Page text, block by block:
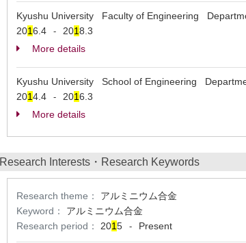
Kyushu University Faculty of Engineering
2016.4 - 2018.3
More details
Kyushu University School of Engineering
2014.4 - 2016.3
More details
Research Interests・Research Keywords
Research theme：
アルミニウム合金
Keyword：
アルミニウム合金
Research period：
2015 - Present